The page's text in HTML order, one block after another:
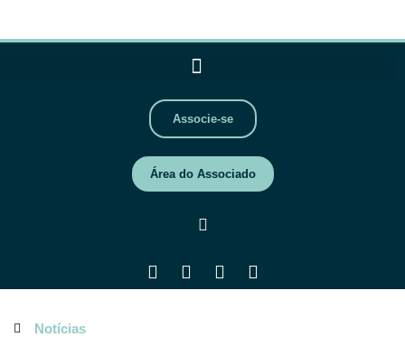
Associe-se
Área do Associado
Notícias